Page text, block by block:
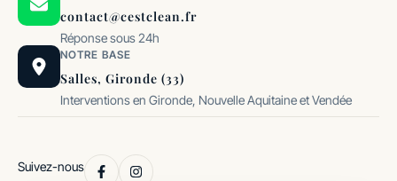
contact@cestclean.fr
Réponse sous 24h
NOTRE BASE
Salles, Gironde (33)
Interventions en Gironde, Nouvelle Aquitaine et Vendée
Suivez-nous